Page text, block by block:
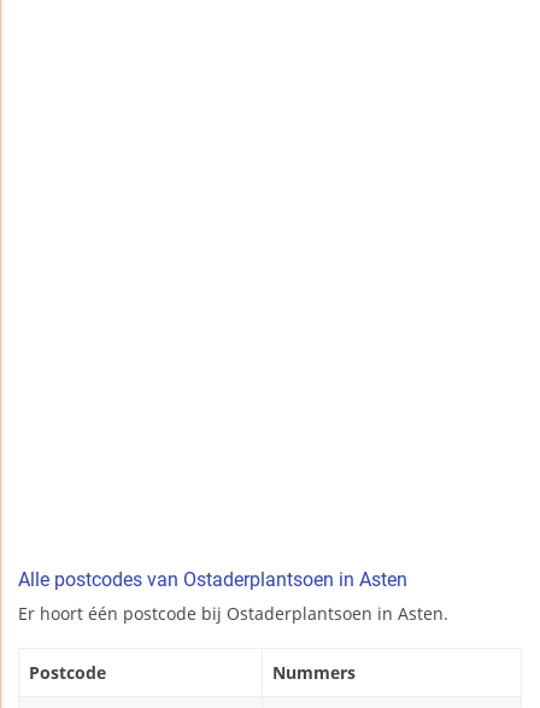
Alle postcodes van Ostaderplantsoen in Asten
Er hoort één postcode bij Ostaderplantsoen in Asten.
Postcode Nummers